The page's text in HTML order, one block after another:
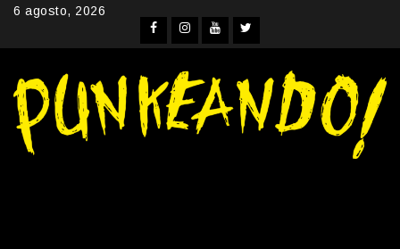
Skip6 agosto, 2026
Facebook
Instagram
YouTube
Twitter